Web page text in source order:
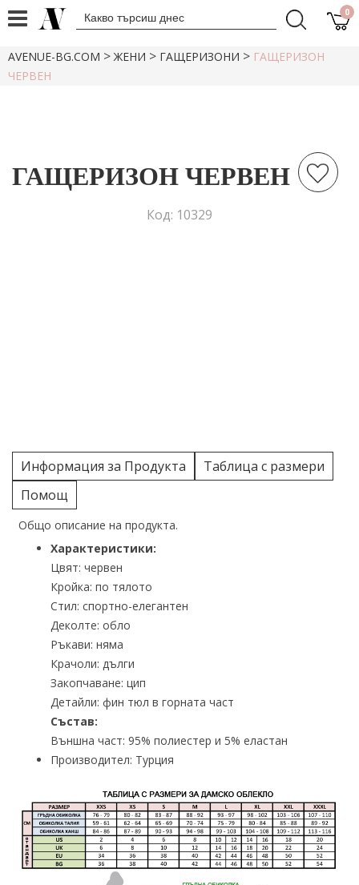
0
AVENUE-BG.COM >ЖЕНИ > ГАЩЕРИЗОНИ > ГАЩЕРИЗОН
ЧЕРВЕН
ГАЩЕРИЗОН ЧЕРВЕН
Код: 10329
Информация за Продукта
Таблица с размери
Помощ
Общо описание на продукта.
Характеристики:
Цвят: червен
Кройка: по тялото
Стил: спортно-елегантен
Деколте: обло
Ръкави: няма
Крачоли: дълги
Закопчаване: цип
Детайли: фин тюл в горната част
Състав:
Външна част: 95% полиестер и 5% еластан
Производител: Турция